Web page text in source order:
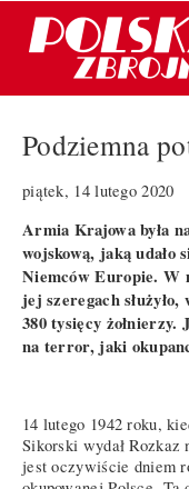
Podziemna
piątek, 14 lutego 2020
Armia Krajowa była
wojskową, jaką udało
Niemców Europie. W
jej szeregach
380 tysięcy żołnierzy.
na terror, jaki
14 lutego 1942 roku,
Sikorski wydał Rozkaz
jest oczywiście dniem